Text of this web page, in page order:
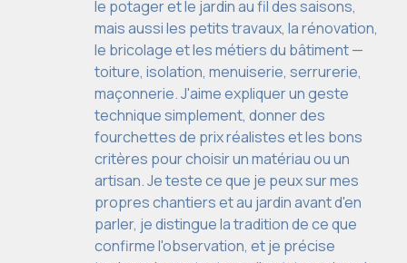
le potager et le jardin au fil des saisons,
mais aussi les petits travaux, la rénovation,
le bricolage et les métiers du bâtiment —
toiture, isolation, menuiserie, serrurerie,
maçonnerie. J'aime expliquer un geste
technique simplement, donner des
fourchettes de prix réalistes et les bons
critères pour choisir un matériau ou un
artisan. Je teste ce que je peux sur mes
propres chantiers et au jardin avant d'en
parler, je distingue la tradition de ce que
confirme l'observation, et je précise